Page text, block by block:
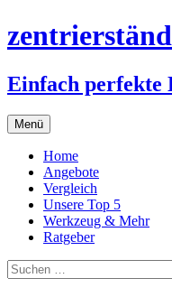
Einfach perfekte
Menü Zum
Inhalt
springen
Home
Angebote
Vergleich
Unsere Top 5
Werkzeug & Mehr
Ratgeber
Suchen
nach: